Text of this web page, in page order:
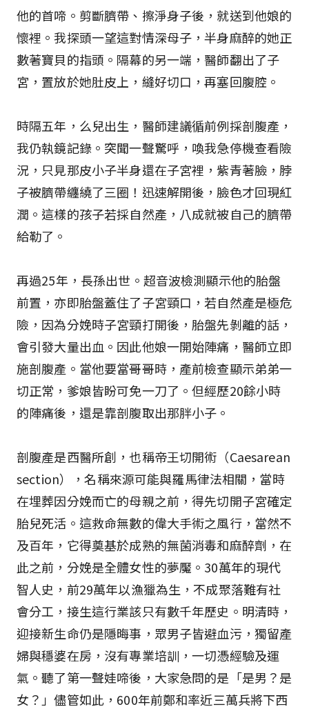
他的首啼。剪斷臍帶、擦淨身子後，就送到他娘的
懷裡。我探頭一望這對情深母子，半身麻醉的她正
數著寶貝的指頭。隔幕的另一端，醫師翻出了子
宮，置放於她肚皮上，縫好切口，再塞回腹腔。
時隔五年，么兒出生，醫師建議循前例採剖腹產，
我仍執鏡記錄。突聞一聲驚呼，喚我急停機查看險
況，只見那皮小子半身還在子宮裡，紫青著臉，脖
子被臍帶纏繞了三圈！迅速解開後，臉色才回現紅
潤。這樣的孩子若採自然產，八成就被自己的臍帶
給勒了。
再過25年，長孫出世。超音波檢測顯示他的胎盤
前置，亦即胎盤蓋住了子宮頸口，若自然產是極危
險，因為分娩時子宮頸打開後，胎盤先剝離的話，
會引發大量出血。因此他娘一開始陣痛，醫師立即
施剖腹產。當他要當哥哥時，產前檢查顯示弟弟一
切正常，爹娘皆盼可免一刀了。但經歷20餘小時
的陣痛後，還是靠剖腹取出那胖小子。
剖腹產是西醫所創，也稱帝王切開術（Caesarean
section），名稱來源可能與羅馬律法相關，當時
在埋葬因分娩而亡的母親之前，得先切開子宮確定
胎兒死活。這救命無數的偉大手術之風行，當然不
及百年，它得奠基於成熟的無菌消毒和麻醉劑，在
此之前，分娩是全體女性的夢魘。30萬年的現代
智人史，前29萬年以漁獵為生，不成聚落難有社
會分工，接生這行業該只有數千年歷史。明清時，
迎接新生命仍是隱晦事，眾男子皆避血污，獨留產
婦與穩婆在房，沒有專業培訓，一切憑經驗及運
氣。聽了第一聲娃啼後，大家急問的是「是男？是
女？」儘管如此，600年前鄭和率近三萬兵將下西